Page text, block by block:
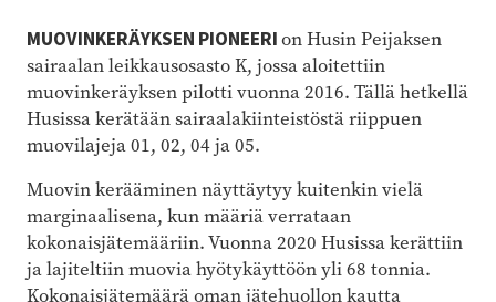
MUOVINKERÄYKSEN PIONEERIon Husin Peijaksen
sairaalan leikkausosasto K, jossa aloitettiin
muovinkeräyksen pilotti vuonna 2016. Tällä hetkellä
Husissa kerätään sairaalakiinteistöstä riippuen
muovilajeja 01, 02, 04 ja 05.
Muovin kerääminen näyttäytyy kuitenkin vielä
marginaalisena, kun määriä verrataan
kokonaisjätemääriin. Vuonna 2020 Husissa kerättiin
ja lajiteltiin muovia hyötykäyttöön yli 68 tonnia.
Kokonaisjätemäärä oman jätehuollon kautta